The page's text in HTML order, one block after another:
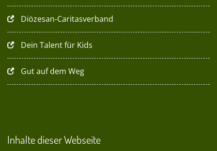
Diözesan-Caritasverband
Dein Talent für Kids
Gut auf dem Weg
Inhalte dieser Webseite